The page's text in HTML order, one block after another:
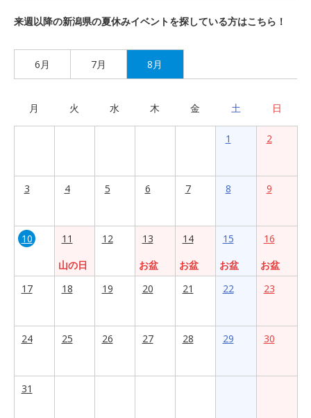
来週以降の新潟県の夏休みイベントを探している方はこちら！
6月 7月 8月
月 火 水 木 金 土 日
1 2
3 4 5 6 7 8 9
10
11
山の日
12
13
お盆
14
お盆
15
お盆
16
お盆
17
18 19 20 21 22 23
24 25 26 27 28 29 30
31